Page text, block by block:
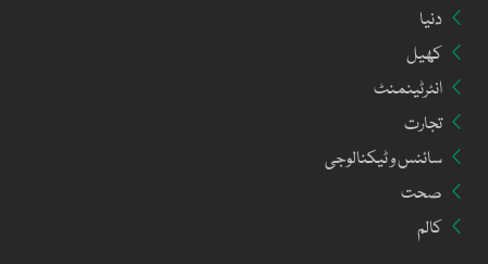
دنیا
کھیل
انٹرٹینمنٹ
تجارت
سائنس و ٹیکنالوجی
صحت
کالم